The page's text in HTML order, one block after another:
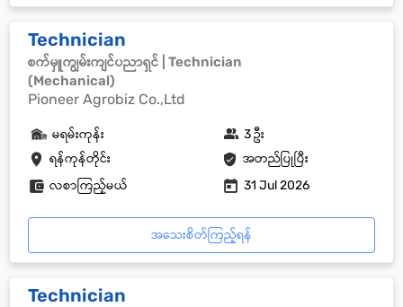
Technician
စက်မှူကျွမ်းကျင်ပညာရှင် | Technician
(Mechanical)
Pioneer Agrobiz Co.,Ltd
ရန်ကုန်တိုင်း အတည်ပြုပြီး
မရမ်းကုန်း 3 ဦး
လစာကြည့်မယ် 31 Jul 2026
အသေးစိတ်ကြည့်ရန်
Technician